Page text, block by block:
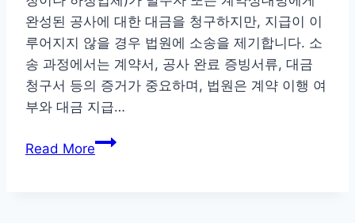
략
에
대
해
알
둬
완성된 공사에 대한 대금을 청구하지만, 지급이 이
루어지지 않을 경우 법원에 소송을 제기합니다. 소
송 과정에서는 계약서, 공사 완료 증빙서류, 대금
청구서 등의 증거가 중요하며, 법원은 계약 이행 여
부와 대금 지급…
Read More공